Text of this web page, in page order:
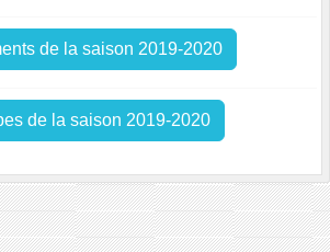
de la saison 2019-2020
de la saison 2019-2020